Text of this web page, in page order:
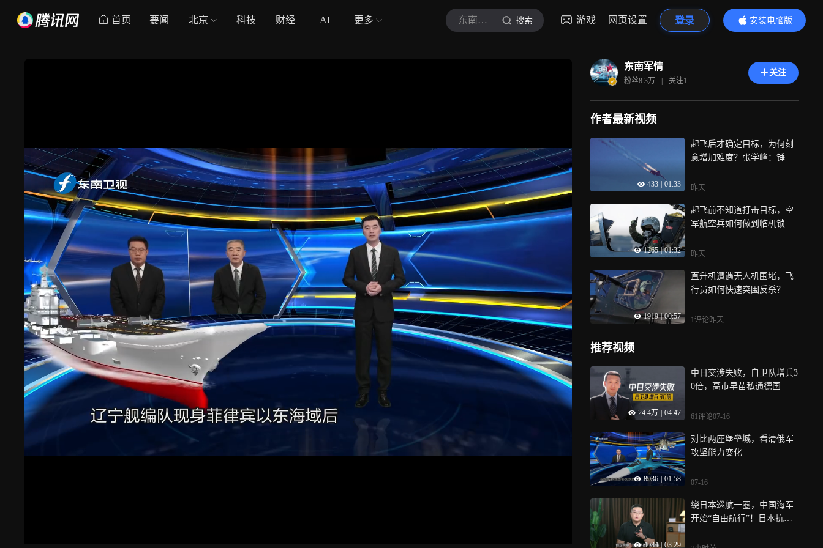
首页 要闻 北京 科技 财经 AI 更多 东南军情 搜索 游戏 网页设置 登录
安装电脑版
内容更精彩
东南军情
粉丝8.3万 | 关注1
关注
作者最新视频
433 01:33
起飞后才确定目标，为何刻
意增加难度？张学峰：锤炼
昨天
1265 | 01:32
起飞前不知道打击目标，空
军航空兵如何做到临机锁定
昨天
1919 | 00:57
直升机遭遇无人机围堵，飞
行员如何快速突围反杀？
1评论昨天
推荐视频
24.4万 04:47
中日交涉失败，自卫队增兵3
0倍，高市早苗私通德国
61评论07-16
8936 01:58
对比两座堡垒城，看清俄军
攻坚能力变化
07-16
4084 03:29
绕日本巡航一圈，中国海军
开始“自由航行”！日本抗议